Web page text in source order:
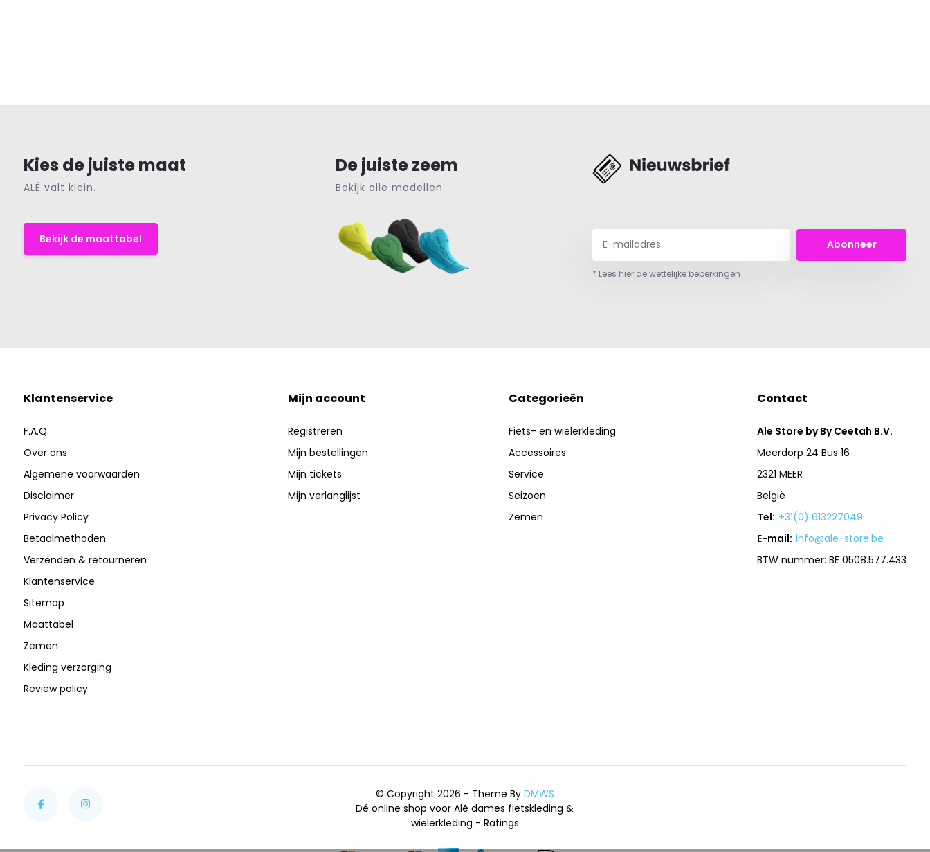
Kies de juiste maat
ALÉ valt klein.
Bekijk de maattabel
De juiste zeem
Bekijk alle modellen:
Abonneer
* Lees hier de wettelijke beperkingen
Klantenservice
F.A.Q.
Over ons
Algemene voorwaarden
Disclaimer
Privacy Policy
Betaalmethoden
Verzenden & retourneren
Klantenservice
Sitemap
Maattabel
Zemen
Kleding verzorging
Review policy
Mijn account
Registreren
Mijn bestellingen
Mijn tickets
Mijn verlanglijst
Categorieën
Fiets- en wielerkleding
Accessoires
Service
Seizoen
Zemen
Contact
Ale Store by By Ceetah B.V.
Meerdorp 24 Bus 16
2321 MEER
België
Tel: +31(0) 613227049
E-mail: info@ale-store.be
BTW nummer: BE 0508.577.433
© Copyright 2026 - Theme By DMWS
Dé online shop voor Alé dames fietskleding &
wielerkleding - Ratings